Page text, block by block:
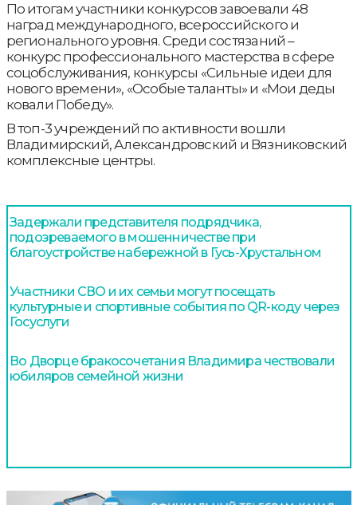
По итогам участники конкурсов завоевали 48
наград международного, всероссийского и
регионального уровня. Среди состязаний –
конкурс профессионального мастерства в сфере
соцобслуживания, конкурсы «Сильные идеи для
нового времени», «Особые таланты» и «Мои деды
ковали Победу».
В топ-3 учреждений по активности вошли
Владимирский, Александровский и Вязниковский
комплексные центры.
Задержали представителя подрядчика,
подозреваемого в мошенничестве при
благоустройстве набережной в Гусь-Хрустальном
Участники СВО и их семьи могут посещать
культурные и спортивные события по QR-коду через
Госуслуги
Во Дворце бракосочетания Владимира чествовали
юбиляров семейной жизни